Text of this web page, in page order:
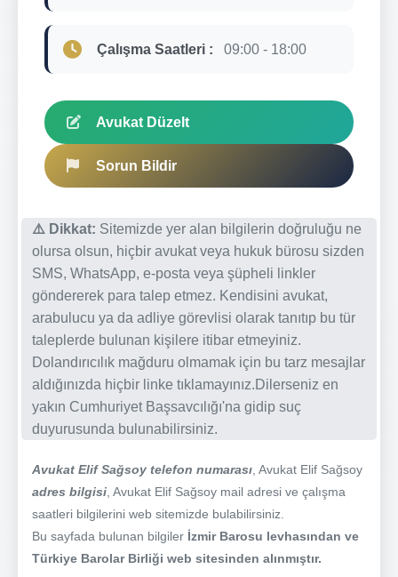
Çalışma Saatleri : 09:00 - 18:00
Avukat Düzelt
Sorun Bildir
⚠️ Dikkat: Sitemizde yer alan bilgilerin doğruluğu ne
olursa olsun, hiçbir avukat veya hukuk bürosu sizden
SMS, WhatsApp, e-posta veya şüpheli linkler
göndererek para talep etmez. Kendisini avukat,
arabulucu ya da adliye görevlisi olarak tanıtıp bu tür
taleplerde bulunan kişilere itibar etmeyiniz.
Dolandırıcılık mağduru olmamak için bu tarz mesajlar
aldığınızda hiçbir linke tıklamayınız.Dilerseniz en
yakın Cumhuriyet Başsavcılığı'na gidip suç
duyurusunda bulunabilirsiniz.
Avukat Elif Sağsoy telefon numarası , Avukat Elif Sağsoy
adres bilgisi , Avukat Elif Sağsoy mail adresi ve çalışma
saatleri bilgilerini web sitemizde bulabilirsiniz.
Bu sayfada bulunan bilgiler İzmir Barosu levhasından ve
Türkiye Barolar Birliği web sitesinden alınmıştır.